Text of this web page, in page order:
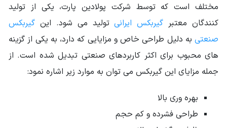
سرویس فاکتور
Service Factor
1.12 تا 4.5
قطر شافت خروجی
48
جنس دنده
مختلف است که توسط شرکت پولادین پارت، یکی از تولید
کنندگان معتبر گیربکس ایرانیتولید می شود. این گیربکس
صنعتی به دلیل طراحی خاص و مزایایی که دارد، به یکی از گزینه
های محبوب برای اکثر کاربردهای صنعتی تبدیل شده است. از
جمله مزایای این گیربکس می توان به موارد زیر اشاره نمود:
بهره وری بالا
طراحی فشرده و کم حجم